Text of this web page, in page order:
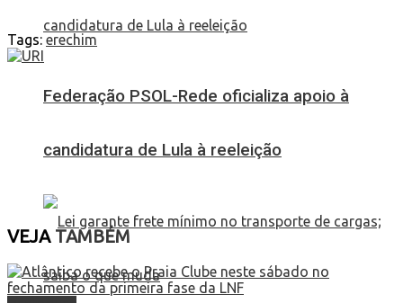
Federação PSOL-Rede oficializa apoio à
candidatura de Lula à reeleição
Tags: erechim
VEJATAMBÉM